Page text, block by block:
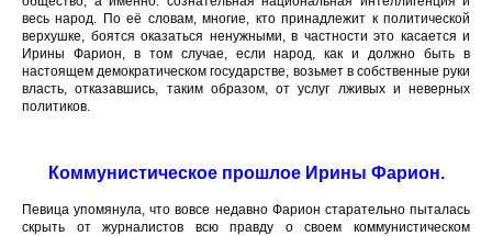
весь народ. По её словам, многие, кто принадлежит к политической
верхушке, боятся оказаться ненужными, в частности это касается и
Ирины Фарион, в том случае, если народ, как и должно быть в
настоящем демократическом государстве, возьмет в собственные руки
власть, отказавшись, таким образом, от услуг лживых и неверных
политиков.
Коммунистическое прошлое Ирины Фарион.
Певица упомянула, что вовсе недавно Фарион старательно пыталась
скрыть от журналистов всю правду о своем коммунистическом